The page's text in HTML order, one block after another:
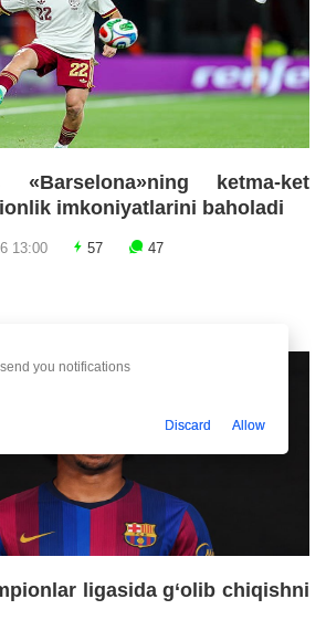
ketma-ket
imkoniyatlarini baholadi
13:00 57 47
ligasida g‘olib chiqishni
you notifications
Discard Allow